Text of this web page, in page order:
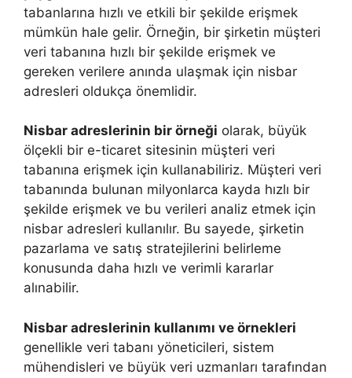
tabanlarına hızlı ve etkili bir şekilde erişmek
mümkün hale gelir. Örneğin, bir şirketin müşteri
veri tabanına hızlı bir şekilde erişmek ve
gereken verilere anında ulaşmak için nisbar
adresleri oldukça önemlidir.
Nisbar adreslerinin bir örneği olarak, büyük
ölçekli bir e-ticaret sitesinin müşteri veri
tabanına erişmek için kullanabiliriz. Müşteri veri
tabanında bulunan milyonlarca kayda hızlı bir
şekilde erişmek ve bu verileri analiz etmek için
nisbar adresleri kullanılır. Bu sayede, şirketin
pazarlama ve satış stratejilerini belirleme
konusunda daha hızlı ve verimli kararlar
alınabilir.
Nisbar adreslerinin kullanımı ve örnekleri
genellikle veri tabanı yöneticileri, sistem
mühendisleri ve büyük veri uzmanları tarafından